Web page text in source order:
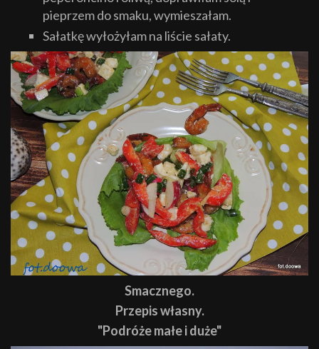
pieprzem do smaku, wymieszałam.
Sałatkę wyłożyłam na liście sałaty.
Smacznego.
Przepis własny.
"Podróże małe i duże"